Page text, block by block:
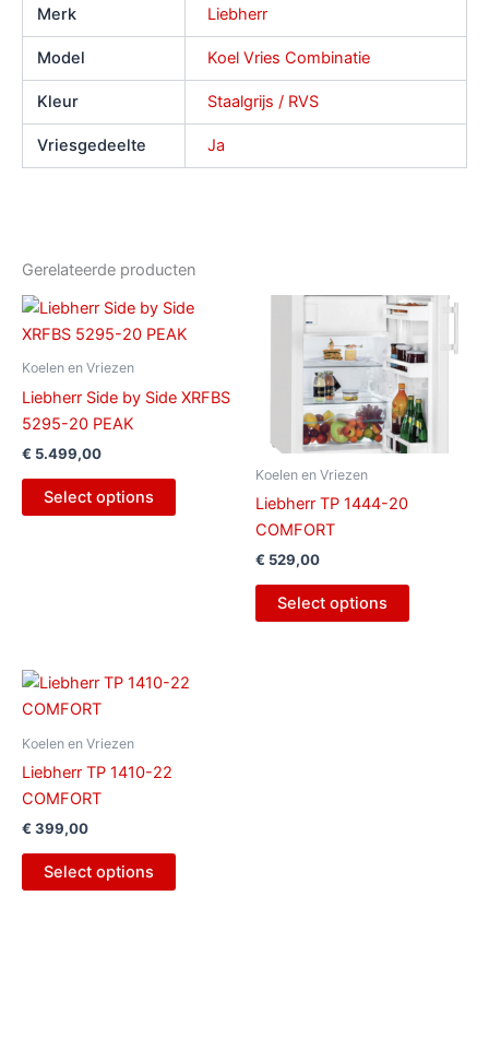
Merk Liebherr
Model Koel Vries Combinatie
Kleur Staalgrijs / RVS
Vriesgedeelte Ja
Gerelateerde producten
Koelen en Vriezen
Liebherr Side by Side XRFBS
5295-20 PEAK
€ 5.499,00
Select options
Koelen en Vriezen
Liebherr TP 1444-20
COMFORT
€ 529,00
Select options
Koelen en Vriezen
Liebherr TP 1410-22
COMFORT
€ 399,00
Select options